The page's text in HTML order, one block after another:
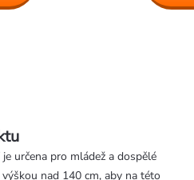
je určena pro mládež a dospělé
nad 140 cm, aby na této